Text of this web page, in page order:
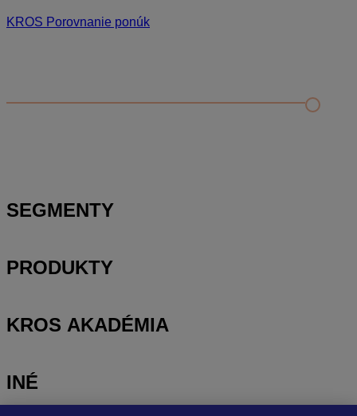
KROS Porovnanie ponúk
Nastavenie šanónov
SEGMENTY
PRODUKTY
KROS AKADÉMIA
INÉ